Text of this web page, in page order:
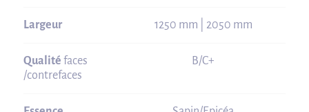
Largeur 1250 mm | 2050 mm
Qualité faces
/contrefaces
B/C+